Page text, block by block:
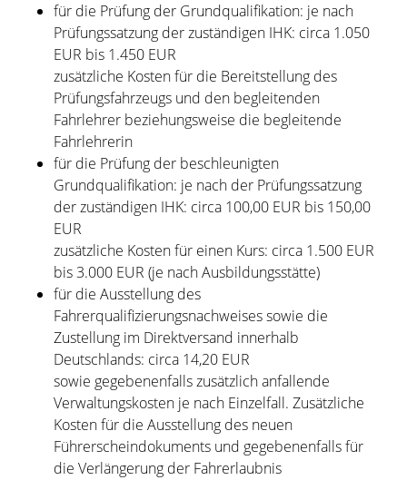
für die Prüfung der Grundqualifikation: je nach
Prüfungssatzung der zuständigen IHK: circa 1.050
EUR bis 1.450 EUR
zusätzliche Kosten für die Bereitstellung des
Prüfungsfahrzeugs und den begleitenden
Fahrlehrer beziehungsweise die begleitende
Fahrlehrerin
für die Prüfung der beschleunigten
Grundqualifikation: je nach der Prüfungssatzung
der zuständigen IHK: circa 100,00 EUR bis 150,00
EUR
zusätzliche Kosten für einen Kurs: circa 1.500 EUR
bis 3.000 EUR (je nach Ausbildungsstätte)
für die Ausstellung des
Fahrerqualifizierungsnachweises sowie die
Zustellung im Direktversand innerhalb
Deutschlands: circa 14,20 EUR
sowie gegebenenfalls zusätzlich anfallende
Verwaltungskosten je nach Einzelfall. Zusätzliche
Kosten für die Ausstellung des neuen
Führerscheindokuments und gegebenenfalls für
die Verlängerung der Fahrerlaubnis